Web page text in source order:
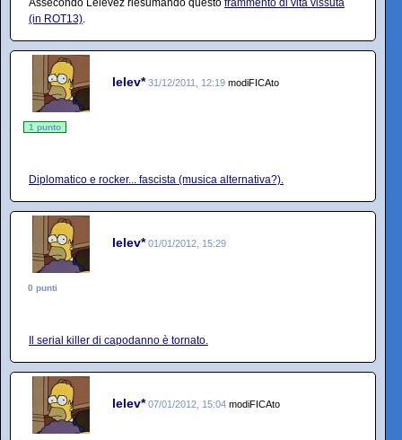
(in ROT13)
lelev* 31/12/2011, 12:19 modiFICAto
1 punto
Diplomatico e rocker... fascista (musica alternativa?).
lelev* 01/01/2012, 15:29
0 punti
Il serial killer di capodanno è tornato.
lelev* 07/01/2012, 15:04 modiFICAto